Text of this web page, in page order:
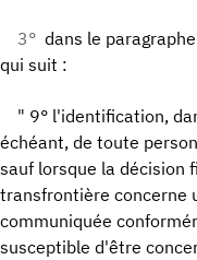
3° dans le
qui suit :
" 9° l'identification,
échéant, de toute
sauf lorsque la décision
transfrontière concerne
communiquée
susceptible d'être